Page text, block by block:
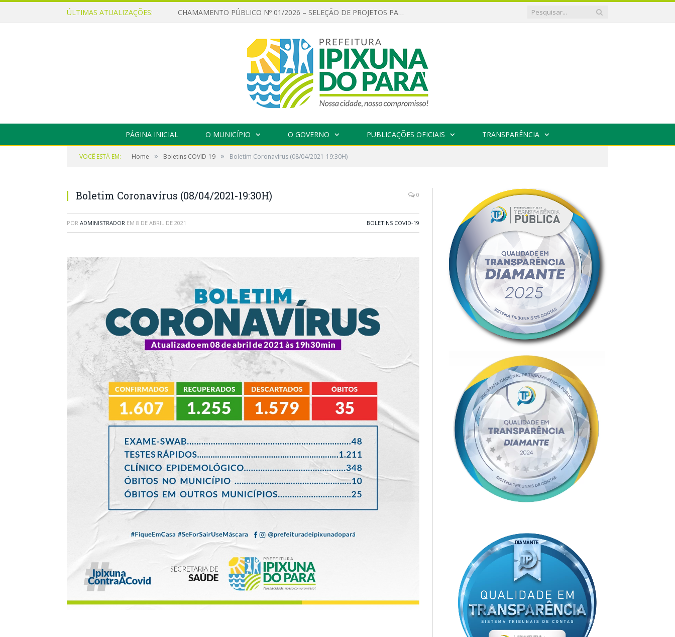
ÚLTIMAS ATUALIZAÇÕES: CHAMAMENTO PÚBLICO Nº 01/2026 – SELEÇÃO DE PROJETOS PARA FIRMAR TERMO DE EXECUÇÃO CULTURAL COM RECURSOS DA POLÍTICA NACIONAL ALDIR BLANC DE FOMENTO À CULTURA – PNAB (LEI Nº 14.399/2022)
PÁGINA INICIAL O MUNICÍPIO O GOVERNO PUBLICAÇÕES OFICIAIS TRANSPARÊNCIA
VOCÊ ESTÁ EM: Home » Boletins COVID-19 » Boletim Coronavírus (08/04/2021-19:30H)
Boletim Coronavírus (08/04/2021-19:30H) 0
POR ADMINISTRADOR EM 8 DE ABRIL DE 2021 BOLETINS COVID-19